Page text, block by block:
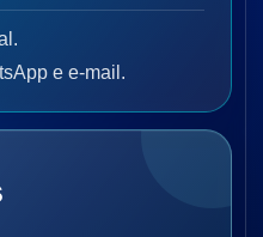
e e-mail.